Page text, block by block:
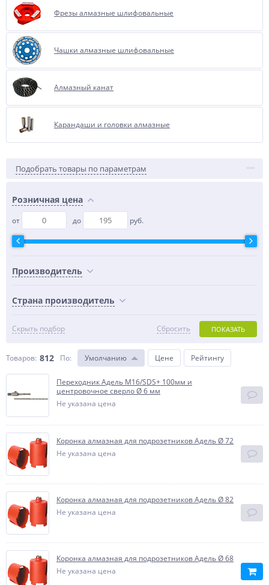
Фрезы алмазные шлифовальные
Чашки алмазные шлифовальные
Алмазный канат
Карандаши и головки алмазные
Подобрать товары по параметрам
Розничная цена
от до руб.
Производитель
Страна производитель
Скрыть подбор ПОКАЗАТЬ
Сбросить
Товаров: 812 По: Умолчанию Цене Рейтингу
Переходник Адель М16/SDS+ 100мм и
центровочное сверло Ø 6 мм
Не указана цена
Коронка алмазная для подрозетников Адель Ø 72
Не указана цена
Коронка алмазная для подрозетников Адель Ø 82
Не указана цена
Коронка алмазная для подрозетников Адель Ø 68
Не указана цена